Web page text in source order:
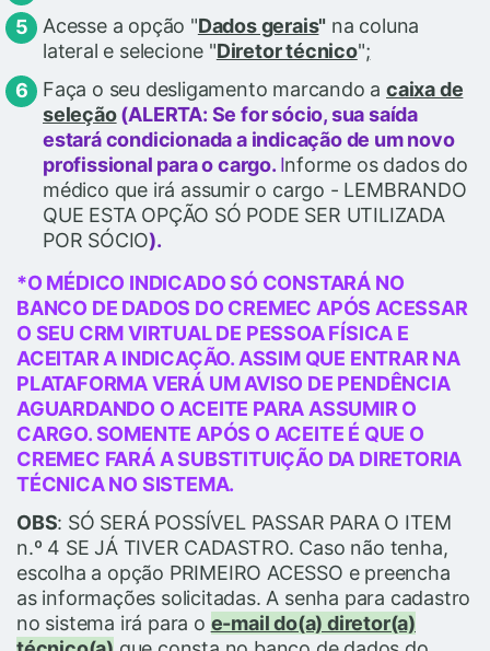
Acesse a opção "Dados gerais" na coluna
lateral e selecione "Diretor técnico";
Faça o seu desligamento marcando a caixa de
seleção (ALERTA: Se for sócio, sua saída
estará condicionada a indicação de um novo
profissional para o cargo. Informe os dados do
médico que irá assumir o cargo - LEMBRANDO
QUE ESTA OPÇÃO SÓ PODE SER UTILIZADA
POR SÓCIO).
*O MÉDICO INDICADO SÓ CONSTARÁ NO
BANCO DE DADOS DO CREMEC APÓS ACESSAR
O SEU CRM VIRTUAL DE PESSOA FÍSICA E
ACEITAR A INDICAÇÃO. ASSIM QUE ENTRAR NA
PLATAFORMA VERÁ UM AVISO DE PENDÊNCIA
AGUARDANDO O ACEITE PARA ASSUMIR O
CARGO. SOMENTE APÓS O ACEITE É QUE O
CREMEC FARÁ A SUBSTITUIÇÃO DA DIRETORIA
TÉCNICA NO SISTEMA.
OBS: SÓ SERÁ POSSÍVEL PASSAR PARA O ITEM
n.º 4 SE JÁ TIVER CADASTRO. Caso não tenha,
escolha a opção PRIMEIRO ACESSO e preencha
as informações solicitadas. A senha para cadastro
no sistema irá para o e-mail do(a) diretor(a)